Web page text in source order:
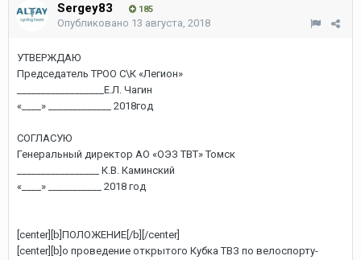
Sergey83 185
Опубликовано 13 августа, 2018
УТВЕРЖДАЮ
Председатель ТРОО С\К «Легион»
__________________Е.Л. Чагин
«____» _____________ 2018год
СОГЛАСУЮ
Генеральный директор АО «ОЭЗ ТВТ» Томск
_________________ К.В. Каминский
«____» ___________ 2018 год
[center][b]ПОЛОЖЕНИЕ[/b][/center]
[center][b]о проведение открытого Кубка ТВЗ по велоспорту-